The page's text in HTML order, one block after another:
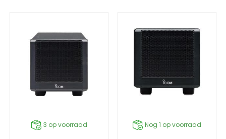
3 op voorraad Nog 1 op voorraad